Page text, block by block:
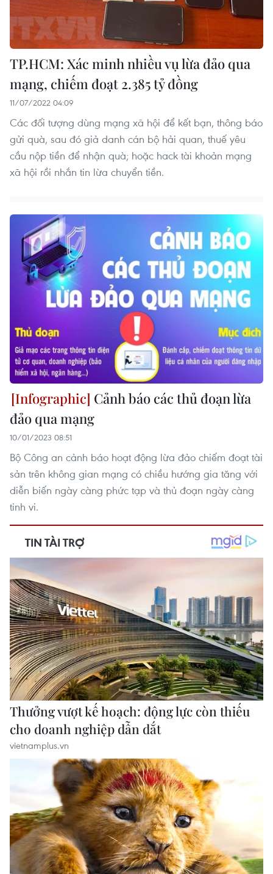
TP.HCM: Xác minh nhiều vụ lừa đảo qua
mạng, chiếm đoạt 2.385 tỷ đồng
11/07/2022 04:09
Các đối tượng dùng mạng xã hội để kết bạn, thông báo
gửi quà, sau đó giả danh cán bộ hải quan, thuế yêu
cầu nộp tiền để nhận quà; hoặc hack tài khoản mạng
xã hội rồi nhắn tin lừa chuyển tiền.
Cảnh báo các thủ đoạn lừa
đảo qua mạng
10/01/2023 08:51
Bộ Công an cảnh báo hoạt động lừa đảo chiếm đoạt tài
sản trên không gian mạng có chiều hướng gia tăng với
diễn biến ngày càng phức tạp và thủ đoạn ngày càng
tinh vi.